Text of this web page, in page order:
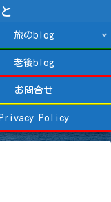
旅のblog
老後blog
お問合せ
Policy